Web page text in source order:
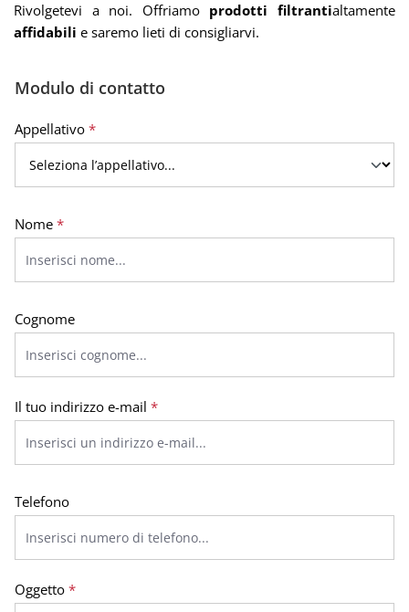
Rivolgetevi a noi. Offriamo prodotti filtrantialtamente
affidabili e saremo lieti di consigliarvi.
Modulo di contatto
Appellativo *
Nome *
Cognome
Il tuo indirizzo e-mail *
Telefono
Oggetto *